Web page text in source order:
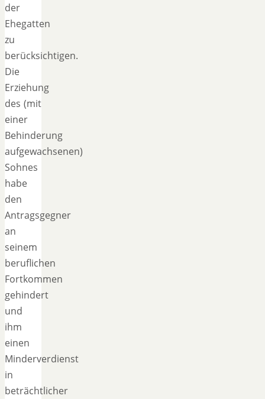
der
Ehegatten
zu
berücksichtigen.
Die
Erziehung
des (mit
einer
Behinderung
aufgewachsenen)
Sohnes
habe
den
Antragsgegner
an
seinem
beruflichen
Fortkommen
gehindert
und
ihm
einen
Minderverdienst
in
beträchtlicher